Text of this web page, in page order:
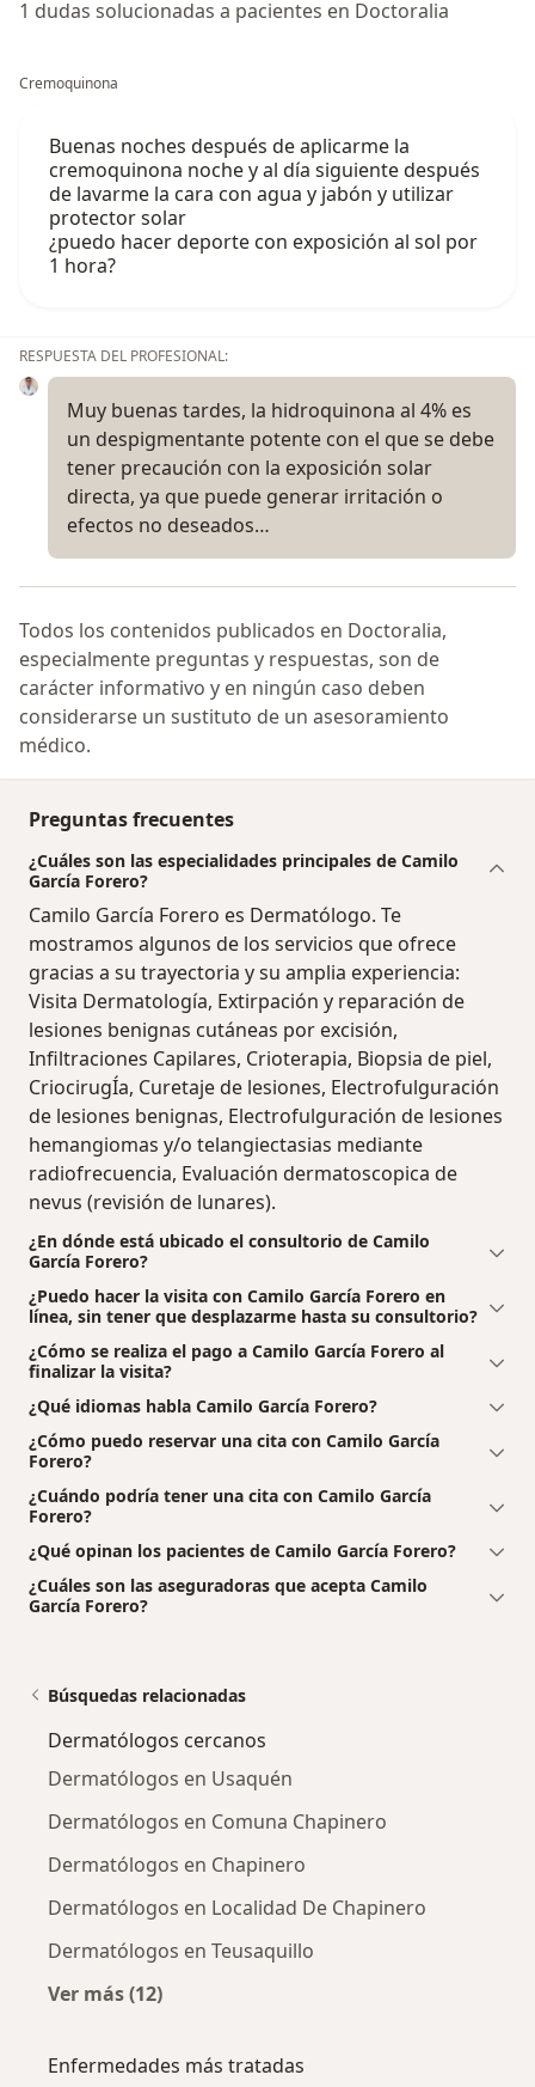
1 dudas solucionadas a pacientes en Doctoralia
Cremoquinona
Buenas noches después de aplicarme la
cremoquinona noche y al día siguiente después
de lavarme la cara con agua y jabón y utilizar
protector solar
¿puedo hacer deporte con exposición al sol por
1 hora?
RESPUESTA DEL PROFESIONAL:
Muy buenas tardes, la hidroquinona al 4% es
un despigmentante potente con el que se debe
tener precaución con la exposición solar
directa, ya que puede generar irritación o
efectos no deseados…
Todos los contenidos publicados en Doctoralia,
especialmente preguntas y respuestas, son de
carácter informativo y en ningún caso deben
considerarse un sustituto de un asesoramiento
médico.
Preguntas frecuentes
¿Cuáles son las especialidades principales de Camilo
García Forero?
Camilo García Forero es Dermatólogo. Te
mostramos algunos de los servicios que ofrece
gracias a su trayectoria y su amplia experiencia:
Visita Dermatología, Extirpación y reparación de
lesiones benignas cutáneas por excisión,
Infiltraciones Capilares, Crioterapia, Biopsia de piel,
CriocirugÍa, Curetaje de lesiones, Electrofulguración
de lesiones benignas, Electrofulguración de lesiones
hemangiomas y/o telangiectasias mediante
radiofrecuencia, Evaluación dermatoscopica de
nevus (revisión de lunares).
¿En dónde está ubicado el consultorio de Camilo
García Forero?
¿Puedo hacer la visita con Camilo García Forero en
línea, sin tener que desplazarme hasta su consultorio?
¿Cómo se realiza el pago a Camilo García Forero al
finalizar la visita?
¿Qué idiomas habla Camilo García Forero?
¿Cómo puedo reservar una cita con Camilo García
Forero?
¿Cuándo podría tener una cita con Camilo García
Forero?
¿Qué opinan los pacientes de Camilo García Forero?
¿Cuáles son las aseguradoras que acepta Camilo
García Forero?
Búsquedas relacionadas
Dermatólogos cercanos
Dermatólogos en Usaquén
Dermatólogos en Comuna Chapinero
Dermatólogos en Chapinero
Dermatólogos en Localidad De Chapinero
Dermatólogos en Teusaquillo
Ver más (12)
Enfermedades más tratadas